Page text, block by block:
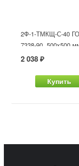
2Ф-1-ТМКЩ-С-40
7338-90, 500x500
2 038 ₽
Купить